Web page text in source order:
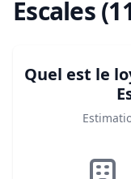
Escales
Quel est le